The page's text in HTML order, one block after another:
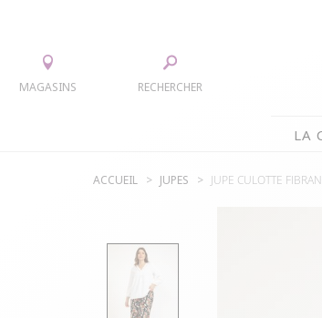
MAGASINS RECHERCHER
LA
LA COLLECTION
CHEMISIERS & TUNIQUES
PULLS & CARDIGANS
ACCUEIL JUPES JUPE CULOTTE